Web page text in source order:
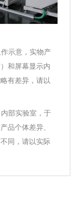
示意，实物产
和屏幕显示内
有差异，请以
部实验室，于
品个体差异、
同，请以实际